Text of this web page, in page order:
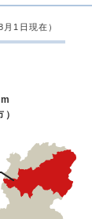
月1日現在）